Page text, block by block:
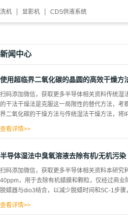
机 显影机 CDS供液系统
新闻中心
使用超临界二氧化碳的晶圆的高效干燥方
扫码添加微信，获取更多半导体相关资料传统
的干法干燥法是克服这一局限性的替代方法，
界二氧化碳的干燥方法与传统湿法干燥方法，
比15后均可见下支撑体粘附现象，但是用超临
动时间下的静摩擦力程度，对不同流动时间分
时为45，10分钟时为55，12分钟时为65，可见
（图19）在此基础上对IPA各内部余量的长宽比
当407.8 ppm时，长宽...
查看详情>>
半导体湿法中臭氧溶液去除有机/无机污染
扫码添加微信，获取更多半导体相关资料本研究
40ppm，用于去除有机蜡膜和颗粒，仅经过商
脱蜡器与dio3结合，以减少脱蜡时间和SC-1步
查看详情>>